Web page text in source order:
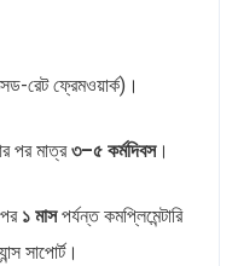
রেট ফ্রেমওয়ার্ক)।
পর মাত্র৩–৫ কর্মদিবস।
১ মাসপর্যন্ত কমপ্লিমেন্টারি
সাপোর্ট।